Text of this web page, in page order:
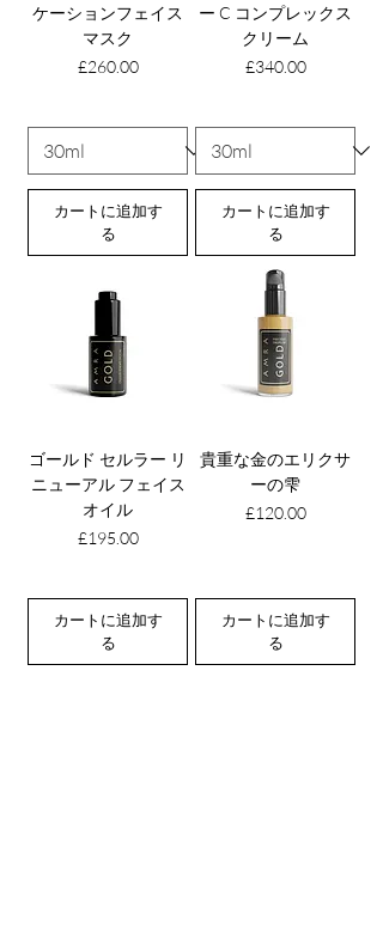
ケーションフェイス
マスク
価格
£260.00
カートに追加す
る
ー C コンプレックス
クリーム
価格
£340.00
カートに追加す
る
ゴールド セルラー リ
ニューアル フェイス
オイル
価格
£195.00
カートに追加す
る
貴重な金のエリクサ
ーの雫
価格
£120.00
カートに追加す
る